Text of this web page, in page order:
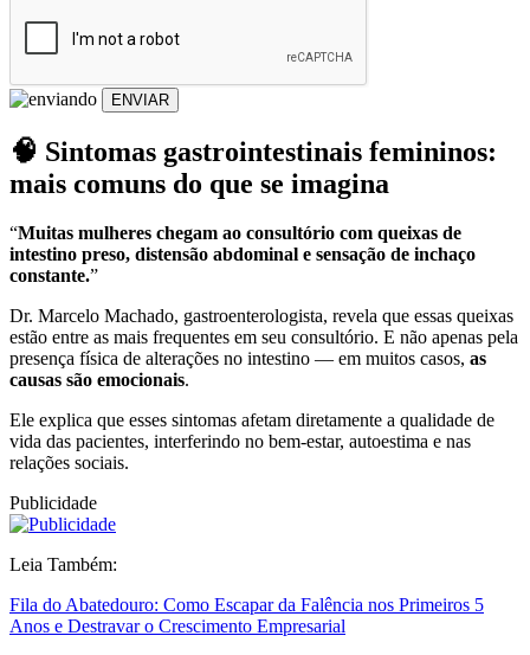
ENVIAR
🧠 Sintomas gastrointestinais femininos:
mais comuns do que se imagina
“Muitas mulheres chegam ao consultório com queixas de
intestino preso, distensão abdominal e sensação de inchaço
constante.”
Dr. Marcelo Machado, gastroenterologista, revela que essas queixas
estão entre as mais frequentes em seu consultório. E não apenas pela
presença física de alterações no intestino — em muitos casos, as
causas são emocionais.
Ele explica que esses sintomas afetam diretamente a qualidade de
vida das pacientes, interferindo no bem-estar, autoestima e nas
relações sociais.
Publicidade
Leia Também:
Fila do Abatedouro: Como Escapar da Falência nos Primeiros 5
Anos e Destravar o Crescimento Empresarial